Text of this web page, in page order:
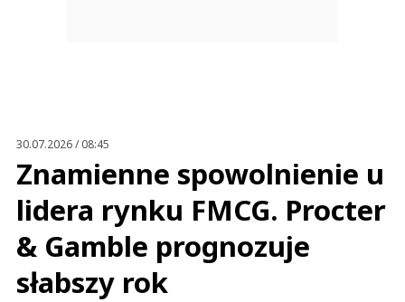
30.07.2026 / 08:45
Znamienne spowolnienie u
lidera rynku FMCG. Procter
& Gamble prognozuje
słabszy rok